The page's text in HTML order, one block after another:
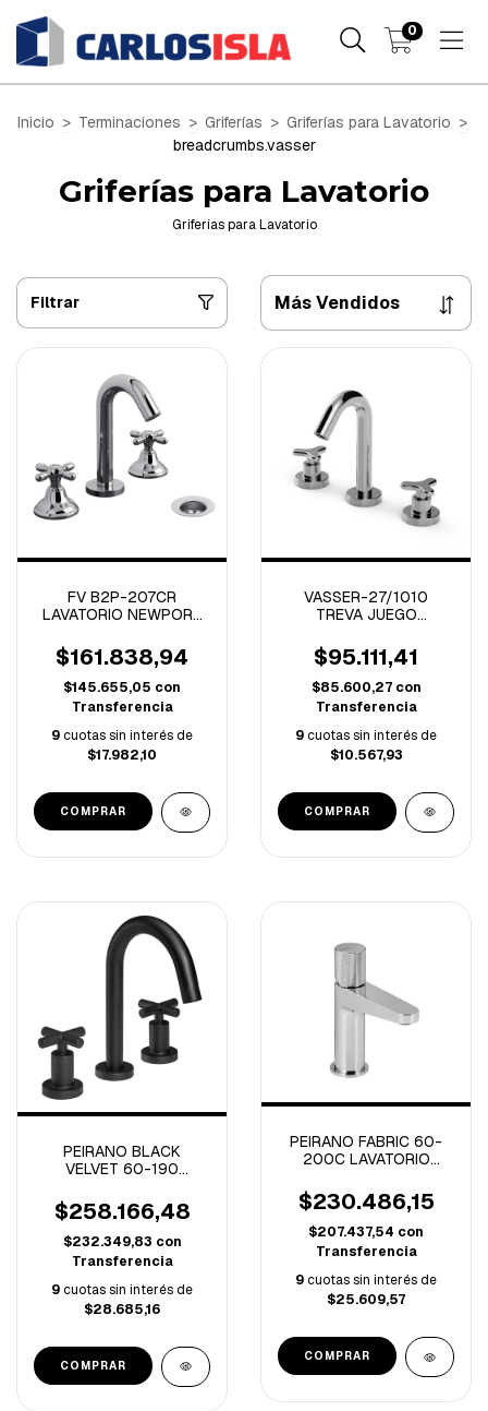
0
Inicio > Terminaciones > Griferías > Griferías para Lavatorio >
breadcrumbs.vasser
Griferías para Lavatorio
Griferías para Lavatorio
Filtrar
FV B2P-207CR
LAVATORIO NEWPORT
$161.838,94
$145.655,05 con
Transferencia
9cuotas sin interés de
$17.982,10
VASSER-27/1010
TREVA JUEGO
$95.111,41
$85.600,27 con
Transferencia
9cuotas sin interés de
$10.567,93
PEIRANO BLACK
VELVET 60-190
C/CERAMICO BLACK
VELVET (A)
$258.166,48
$232.349,83 con
Transferencia
9cuotas sin interés de
$28.685,16
PEIRANO FABRIC 60-
200C LAVATORIO
FABRIC CROMO (B)
$230.486,15
$207.437,54 con
Transferencia
9cuotas sin interés de
$25.609,57